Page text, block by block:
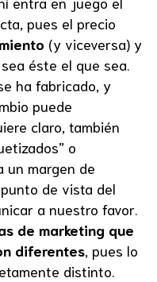
pues el precio
(y viceversa) y
éste el que sea.
ha fabricado, y
puede
claro, también
o
un margen de
de vista del
a nuestro favor.
de marketing que
diferentes, pues lo
distinto.